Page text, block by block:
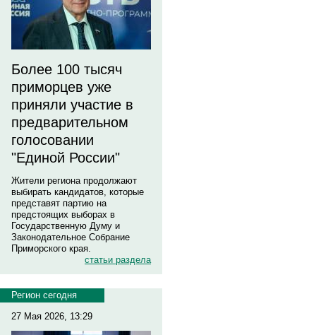
Более 100 тысяч
приморцев уже
приняли участие в
предварительном
голосовании
"Единой России"
Жители региона продолжают
выбирать кандидатов, которые
представят партию на
предстоящих выборах в
Государственную Думу и
Законодательное Собрание
Приморского края.
статьи раздела
Регион сегодня
27 Мая 2026, 13:29